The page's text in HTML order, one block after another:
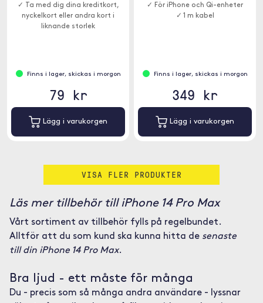
✓ Ta med dig dina kreditkort,
nyckelkort eller andra kort i
liknande storlek
Finns i lager, skickas i morgon
79 kr
Lägg i varukorgen
✓ För iPhone och Qi-enheter
✓ 1 m kabel
Finns i lager, skickas i morgon
349 kr
Lägg i varukorgen
VISA FLER PRODUKTER
Läs mer tillbehör till iPhone 14 Pro Max
Vårt sortiment av tillbehör fylls på regelbundet.
Alltför att du som kund ska kunna hitta de senaste
till din iPhone 14 Pro Max.
Bra ljud - ett måste för många
Du - precis som så många andra användare - lyssnar